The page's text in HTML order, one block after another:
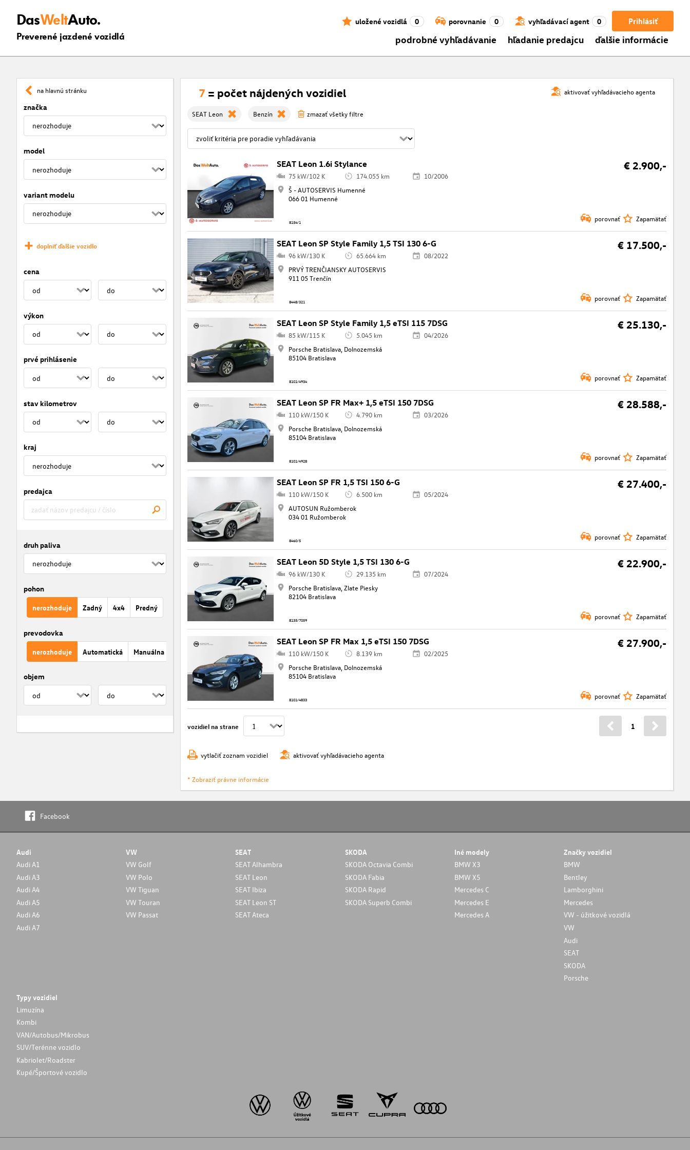
DasWeltAuto.
Preverené jazdené vozidlá
Prihlásiť
uložené vozidlá 0 porovnanie 0 vyhľadávací agent 0
podrobné vyhľadávanie hľadanie predajcu ďalšie informácie
na hlavnú stránku
značka
model
variant modelu
doplniť ďalšie vozidlo
cena
výkon
prvé prihlásenie
stav kilometrov
kraj
predajca
druh paliva
pohon
nerozhoduje Zadný 4x4 Predný
prevodovka
nerozhoduje Automatická Manuálna
objem
aktivovať vyhľadávacieho agenta
7 = počet nájdených vozidiel
SEAT Leon Benzín zmazať všetky filtre
SEAT Leon 1.6i Stylance € 2.900,-
75 kW/102 K 174.055 km
10/2006
Š - AUTOSERVIS Humenné
066 01 Humenné
8154/1 porovnať Zapamätať
SEAT Leon SP Style Family 1,5 TSI 130 6-G € 17.500,-
96 kW/130 K 65.664 km
08/2022
PRVÝ TRENČIANSKY AUTOSERVIS
911 05 Trenčín
8448/321 porovnať Zapamätať
SEAT Leon SP Style Family 1,5 eTSI 115 7DSG € 25.130,-
85 kW/115 K 5.045 km
04/2026
Porsche Bratislava, Dolnozemská
85104 Bratislava
8101/4934 porovnať Zapamätať
SEAT Leon SP FR Max+ 1,5 eTSI 150 7DSG € 28.588,-
110 kW/150 K 4.790 km
03/2026
Porsche Bratislava, Dolnozemská
85104 Bratislava
8101/4928 porovnať Zapamätať
SEAT Leon SP FR 1,5 TSI 150 6-G € 27.400,-
110 kW/150 K 6.500 km
05/2024
AUTOSUN Ružomberok
034 01 Ružomberok
8460/5 porovnať Zapamätať
SEAT Leon 5D Style 1,5 TSI 130 6-G € 22.900,-
96 kW/130 K 29.135 km
07/2024
Porsche Bratislava, Zlate Piesky
82104 Bratislava
8135/7059 porovnať Zapamätať
SEAT Leon SP FR Max 1,5 eTSI 150 7DSG € 27.900,-
110 kW/150 K 8.139 km
02/2025
Porsche Bratislava, Dolnozemská
85104 Bratislava
8101/4833 porovnať Zapamätať
vozidiel na strane 1
vytlačiť zoznam vozidiel aktivovať vyhľadávacieho agenta
* Zobraziť právne informácie
Facebook
Audi
Audi A1
Audi A3
Audi A4
Audi A5
Audi A6
Audi A7
VW
VW Golf
VW Polo
VW Tiguan
VW Touran
VW Passat
SEAT
SEAT Alhambra
SEAT Leon
SEAT Ibiza
SEAT Leon ST
SEAT Ateca
SKODA
SKODA Octavia Combi
SKODA Fabia
SKODA Rapid
SKODA Superb Combi
Iné modely
BMW X3
BMW X5
Mercedes C
Mercedes E
Mercedes A
Značky vozidiel
BMW
Bentley
Lamborghini
Mercedes
VW - úžitkové vozidlá
VW
Audi
SEAT
SKODA
Porsche
Typy vozidiel
Limuzína
Kombi
VAN/Autobus/Mikrobus
SUV/Terénne vozidlo
Kabriolet/Roadster
Kupé/Športové vozidlo